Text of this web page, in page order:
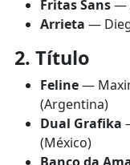
Fritas Sans—
Arrieta —
2. Título
Feline—
(Argentina)
Dual Grafika
(México)